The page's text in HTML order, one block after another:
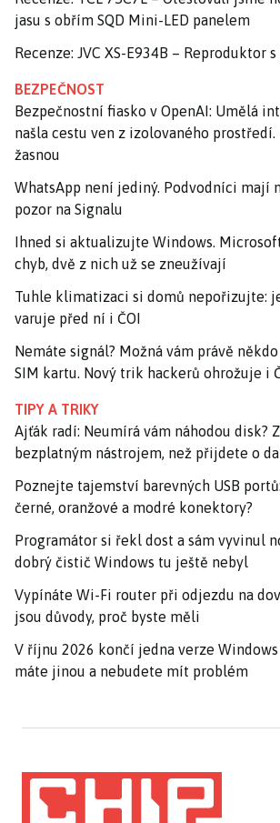
jasu s obřím SQD Mini-LED panelem
Recenze: JVC XS-E934B – Reproduktor
BEZPEČNOST
Bezpečnostní fiasko v OpenAI: Umělá
našla cestu ven z izolovaného
žasnou
WhatsApp není jediný. Podvodníci mají
pozor na Signalu
Ihned si aktualizujte Windows.
chyb, dvě z nich už se zneužívají
Tuhle klimatizaci si domů nepořizujte:
varuje před ní i ČOI
Nemáte signál? Možná vám právě
SIM kartu. Nový trik hackerů ohrožuje i
TIPY A TRIKY
Ajťák radí: Neumírá vám náhodou disk?
bezplatným nástrojem, než přijdete o
Poznejte tajemství barevných USB
černé, oranžové a modré konektory?
Programátor si řekl dost a sám vyvinul
dobrý čistič Windows tu ještě nebyl
Vypínáte Wi-Fi router při odjezdu na
jsou důvody, proč byste měli
V říjnu 2026 končí jedna verze Windows
máte jinou a nebudete mít problém